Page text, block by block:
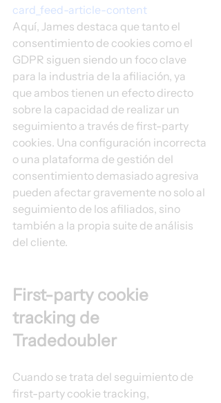
card_feed-article-content
Aquí, James destaca que tanto el
consentimiento de cookies como el
GDPR siguen siendo un foco clave
para la industria de la afiliación, ya
que ambos tienen un efecto directo
sobre la capacidad de realizar un
seguimiento a través de first-party
cookies. Una configuración incorrecta
o una plataforma de gestión del
consentimiento demasiado agresiva
pueden afectar gravemente no solo al
seguimiento de los afiliados, sino
también a la propia suite de análisis
del cliente.
First-party cookie
tracking de
Tradedoubler
Cuando se trata del seguimiento de
first-party cookie tracking,